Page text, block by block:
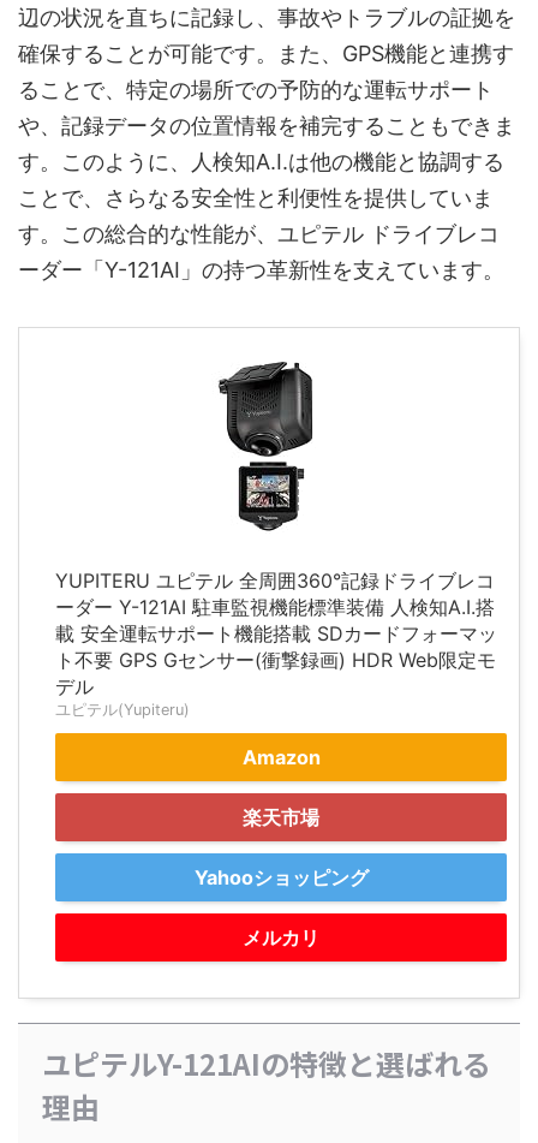
辺の状況を直ちに記録し、事故やトラブルの証拠を
確保することが可能です。また、GPS機能と連携す
ることで、特定の場所での予防的な運転サポート
や、記録データの位置情報を補完することもできま
す。このように、人検知A.I.は他の機能と協調する
ことで、さらなる安全性と利便性を提供していま
す。この総合的な性能が、ユピテル ドライブレコ
ーダー「Y-121AI」の持つ革新性を支えています。
YUPITERU ユピテル 全周囲360°記録ドライブレコ
ーダー Y-121AI 駐車監視機能標準装備 人検知A.I.搭
載 安全運転サポート機能搭載 SDカードフォーマッ
ト不要 GPS Gセンサー(衝撃録画) HDR Web限定モ
デル
ユピテル(Yupiteru)
Amazon
楽天市場
Yahooショッピング
メルカリ
ユピテルY-121AIの特徴と選ばれる
理由